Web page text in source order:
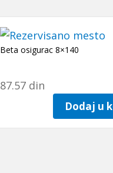
Beta osigurac 8×140
87.57 din
Dodaj u